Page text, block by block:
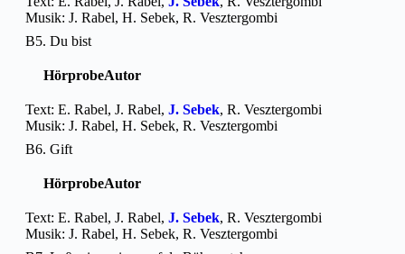
Musik: J. Rabel, H. Sebek, R. Vesztergombi
B5. Du bist
HörprobeAutor
Text: E. Rabel, J. Rabel, J. Sebek, R. Vesztergombi
Musik: J. Rabel, H. Sebek, R. Vesztergombi
B6. Gift
HörprobeAutor
Text: E. Rabel, J. Rabel, J. Sebek, R. Vesztergombi
Musik: J. Rabel, H. Sebek, R. Vesztergombi